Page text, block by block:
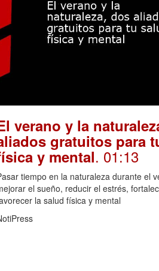
verano y la
gratuitos para
y mental. 01:13
tiempo en la naturaleza durante el
el sueño, reducir el estrés,
la salud física y mental